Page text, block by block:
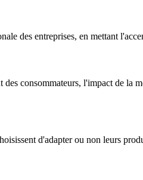
des entreprises, en mettant
consommateurs, l'impact de
d'adapter ou non leurs